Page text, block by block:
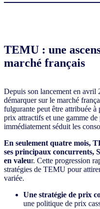
TEMU : une
marché français
Depuis son lancement en
démarquer sur le marché
fulgurante peut être attribuée à
prix attractifs et une gamme
immédiatement séduit les
En seulement quatre mois,
ses principaux concurrents,
en valeur. Cette progression
stratégies de TEMU pour
variée.
Une stratégie de prix
une politique de prix